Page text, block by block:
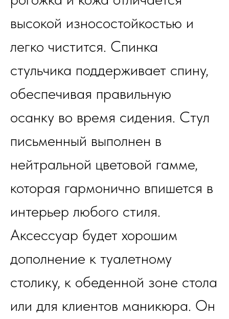
высокой износостойкостью и
легко чистится. Спинка
стульчика поддерживает спину,
обеспечивая правильную
осанку во время сидения. Стул
письменный выполнен в
нейтральной цветовой гамме,
которая гармонично впишется в
интерьер любого стиля.
Аксессуар будет хорошим
дополнение к туалетному
столику, к обеденной зоне стола
или для клиентов маникюра. Он